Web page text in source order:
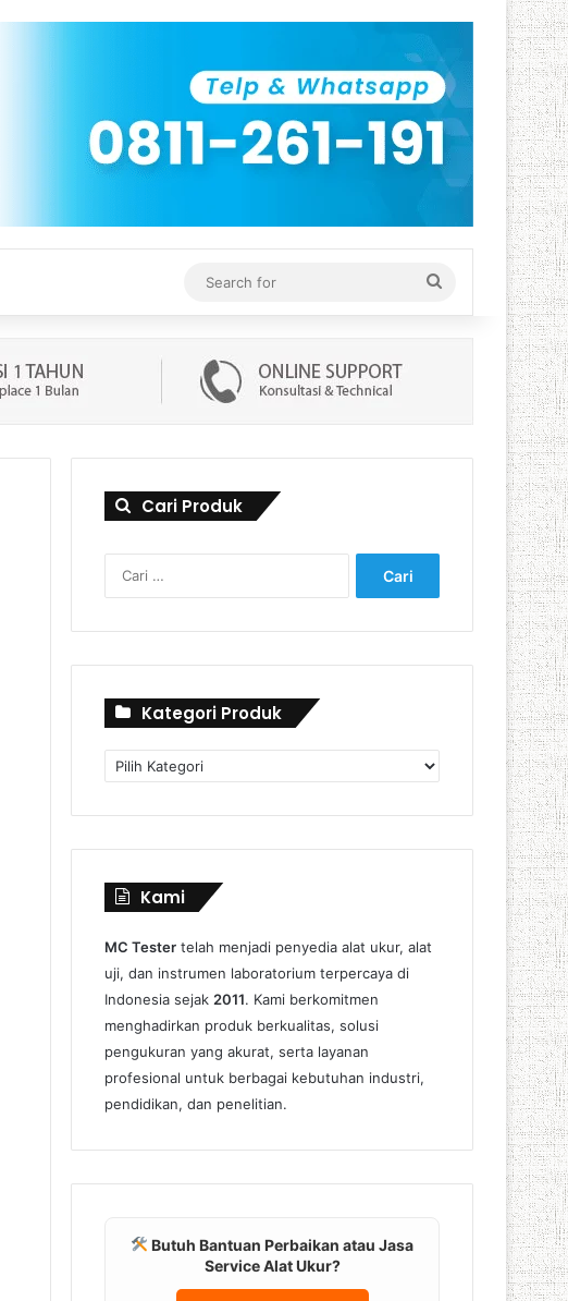
for
Cari Produk
untuk:
Kategori Produk
Kategori
Produk
Kami
MC Tester telah menjadi penyedia alat ukur, alat
uji, dan instrumen laboratorium terpercaya di
Indonesia sejak 2011. Kami berkomitmen
menghadirkan produk berkualitas, solusi
pengukuran yang akurat, serta layanan
profesional untuk berbagai kebutuhan industri,
pendidikan, dan penelitian.
Butuh Bantuan Perbaikan atau Jasa
Service Alat Ukur?